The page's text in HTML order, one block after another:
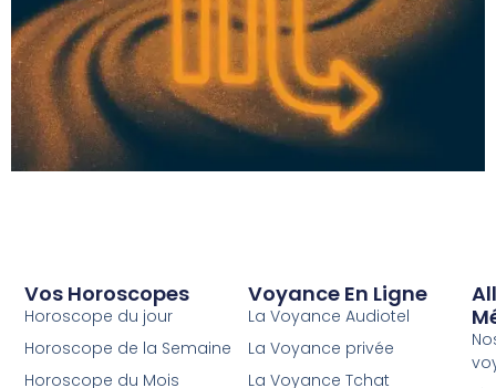
Voyance En Ligne
La Voyance Audiotel
La Voyance privée
La Voyance Tchat
Vos Horoscopes
Horoscope du jour
Horoscope de la Semaine
Horoscope du Mois